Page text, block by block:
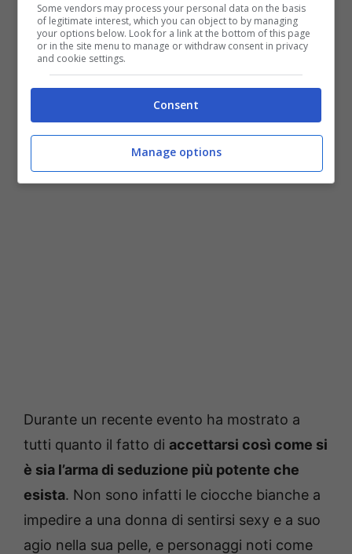
Fonte: web
Durante un recente evento ha mostrato a
tutti quanto il fatto di accettarsi così come si
è sia l’arma di seduzione più potente che
esista. Non sono infatti le ciocche bianche a
impedire a una donna di sentirsi sexy e a suo
agio nella sua pelle, e personaggi noti come
Some vendors may process your personal data on the basis
of legitimate interest, which you can object to by managing
your options below. Look for a link at the bottom of this page
or in the site menu to manage or withdraw consent in privacy
and cookie settings.
Consent
Manage options